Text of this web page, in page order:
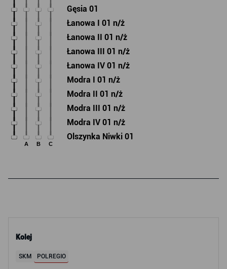
Kolej
SKM POLREGIO
Gęsia 01
Łanowa I 01 n/ż
Łanowa II 01 n/ż
Łanowa III 01 n/ż
Łanowa IV 01 n/ż
Modra I 01 n/ż
Modra II 01 n/ż
Modra III 01 n/ż
Modra IV 01 n/ż
A B C
Olszynka Niwki 01